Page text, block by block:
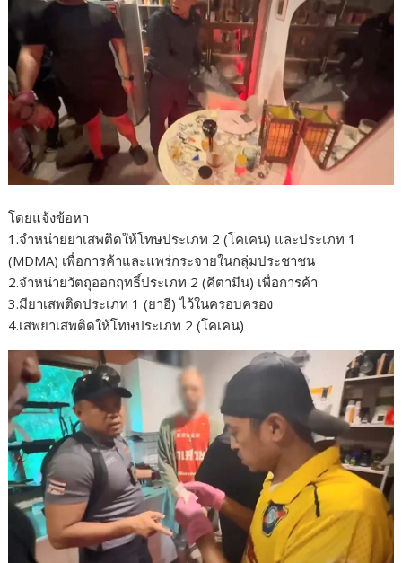
โดยแจ้งข้อหา
1.จำหน่ายยาเสพติดให้โทษประเภท 2 (โคเคน) และประเภท 1
(MDMA) เพื่อการค้าและแพร่กระจายในกลุ่มประชาชน
2.จำหน่ายวัตถุออกฤทธิ์ประเภท 2 (คีตามีน) เพื่อการค้า
3.มียาเสพติดประเภท 1 (ยาอี) ไว้ในครอบครอง
4.เสพยาเสพติดให้โทษประเภท 2 (โคเคน)